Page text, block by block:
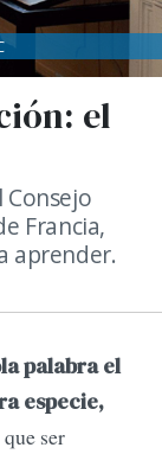
el
Francia,
aprender.
palabra el
especie,
ser